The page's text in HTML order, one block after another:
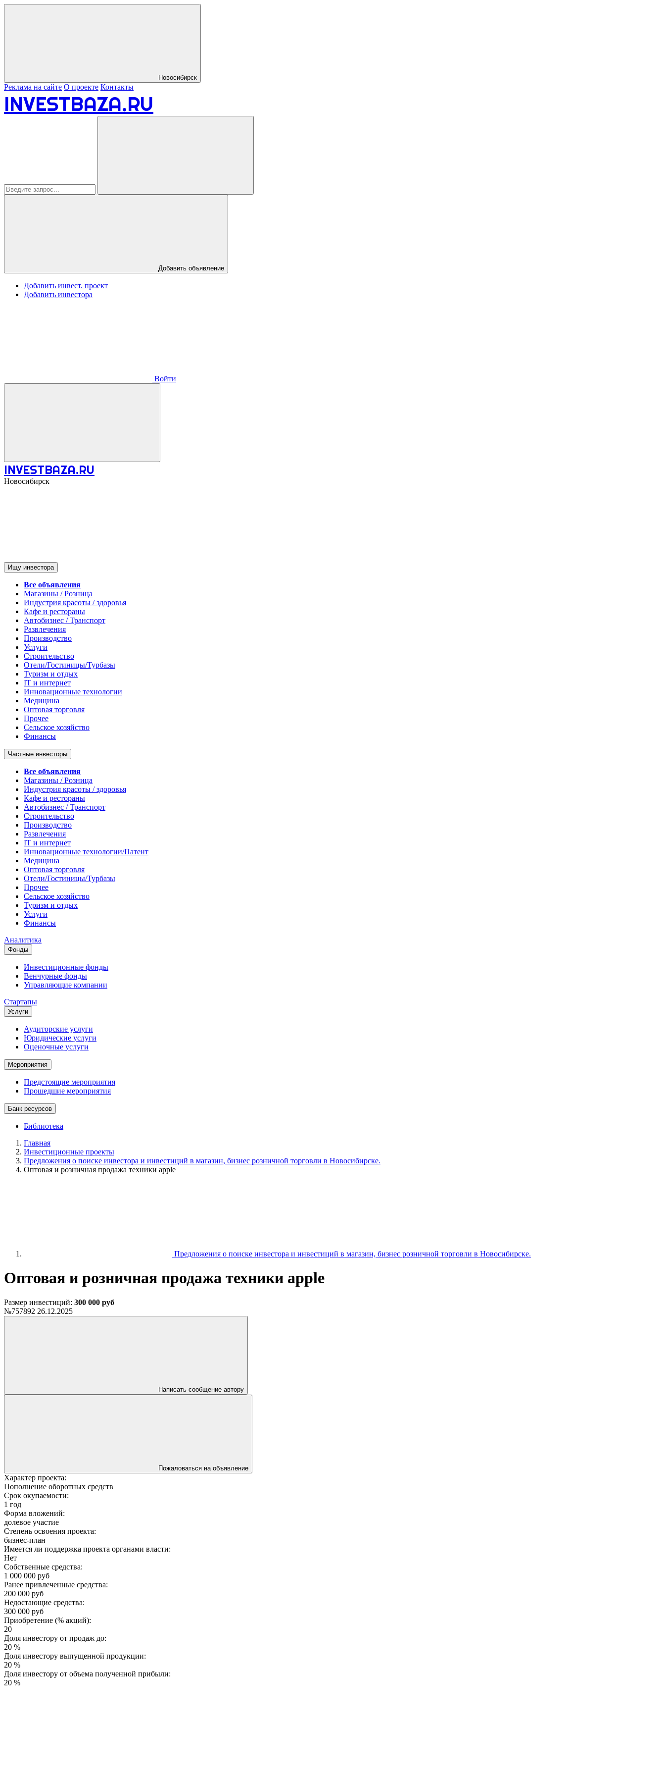
Новосибирск
Реклама на сайте О проекте Контакты
INVESTBAZA.RU
Добавить объявление
Добавить инвест. проект
Добавить инвестора
Войти
INVESTBAZA.RU
Новосибирск
Ищу инвестора
Все объявления
Магазины / Розница
Индустрия красоты / здоровья
Кафе и рестораны
Автобизнес / Транспорт
Развлечения
Производство
Услуги
Строительство
Отели/Гостиницы/Турбазы
Туризм и отдых
IT и интернет
Инновационные технологии
Медицина
Оптовая торговля
Прочее
Сельское хозяйство
Финансы
Частные инвесторы
Все объявления
Магазины / Розница
Индустрия красоты / здоровья
Кафе и рестораны
Автобизнес / Транспорт
Строительство
Производство
Развлечения
IT и интернет
Инновационные технологии/Патент
Медицина
Оптовая торговля
Отели/Гостиницы/Турбазы
Прочее
Сельское хозяйство
Туризм и отдых
Услуги
Финансы
Аналитика
Фонды
Инвестиционные фонды
Венчурные фонды
Управляющие компании
Стартапы
Услуги
Аудиторские услуги
Юридические услуги
Оценочные услуги
Мероприятия
Предстоящие мероприятия
Прошедшие мероприятия
Банк ресурсов
Библиотека
Главная
Инвестиционные проекты
Предложения о поиске инвестора и инвестиций в магазин, бизнес розничной торговли в Новосибирске.
Оптовая и розничная продажа техники apple
Предложения о поиске инвестора и инвестиций в магазин, бизнес розничной торговли в Новосибирске.
Оптовая и розничная продажа техники apple
Размер инвестиций: 300 000 руб
№757892 26.12.2025
Написать сообщение автору
Пожаловаться на объявление
Характер проекта:
Пополнение оборотных средств
Срок окупаемости:
1 год
Форма вложений:
долевое участие
Степень освоения проекта:
бизнес-план
Имеется ли поддержка проекта органами власти:
Нет
Собственные средства:
1 000 000 руб
Ранее привлеченные средства:
200 000 руб
Недостающие средства:
300 000 руб
Приобретение (% акций):
20
Доля инвестору от продаж до:
20 %
Доля инвестору выпущенной продукции:
20 %
Доля инвестору от объема полученной прибыли:
20 %